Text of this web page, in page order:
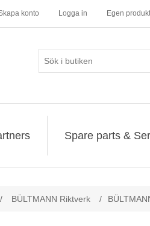
konto Logga in Egen
Spare parts &
/ BÜLTMANN Riktverk /